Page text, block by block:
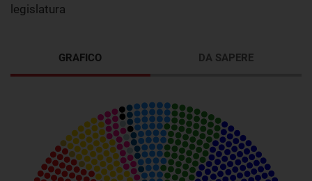
legislatura
GRAFICO DA SAPERE